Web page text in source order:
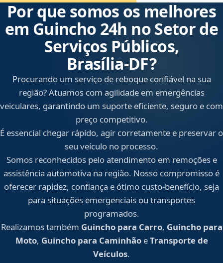
Por que somos os melhores
em Guincho 24h no Setor de
Serviços Públicos,
Brasília‑DF?
Procurando um serviço de reboque confiável na sua
região? Atuamos com agilidade em emergências
veiculares, garantindo um suporte eficiente, seguro e com
preço competitivo.
É essencial chegar rápido, agir corretamente e preservar o
seu veículo no processo.
Somos reconhecidos pelo atendimento em remoções e
assistência automotiva na região. Nosso compromisso é
oferecer rapidez, confiança e ótimo custo-benefício, seja
para situações emergenciais ou transportes
programados.
Realizamos também Guincho para Carro, Guincho para
Moto, Guincho para CaminhãoeTransporte de
Veículos.